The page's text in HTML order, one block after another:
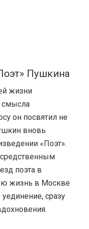
Пушкина
жизни
смысла
он посвятил не
вновь
«Поэт».
поэта в
жизнь в Москве
сразу